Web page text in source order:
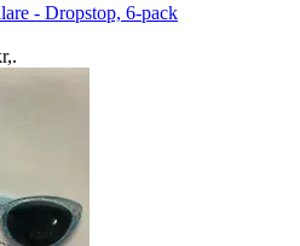
- Dropstop, 6-pack
,.